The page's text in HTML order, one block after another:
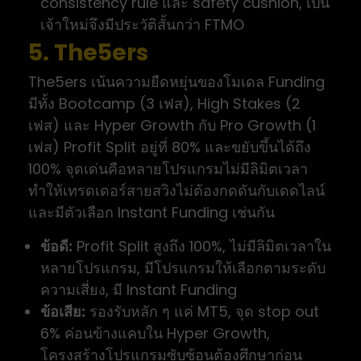
เจ้าใหม่จึงมีประวัติสั้นกว่า FTMO
5. The5ers
The5ers เน้นความยืดหยุ่นของโมเดล Funding
มีทั้ง Bootcamp (3 เฟส), High Stakes (2
เฟส) และ Hyper Growth กับ Pro Growth (1
เฟส) Profit Split อยู่ที่ 80% และขยับขึ้นได้ถึง
100% จุดเด่นคือหลายโปรแกรมไม่มีลิมิตเวลา
ทำให้เทรดเดอร์สายสวิงไม่ต้องกดดันกับเดดไลน์
และมีตัวเลือก Instant Funding เช่นกัน
ข้อดี: Profit Split สูงถึง 100%, ไม่มีลิมิตเวลาใน
หลายโปรแกรม, มีโปรแกรมให้เลือกตามระดับ
ความเสี่ยง, มี Instant Funding
ข้อเสีย: รองรับหลัก ๆ แค่ MT5, จุด stop out
6% ค่อนข้างแคบใน Hyper Growth,
โครงสร้างโปรแกรมซับซ้อนต้องศึกษาก่อน